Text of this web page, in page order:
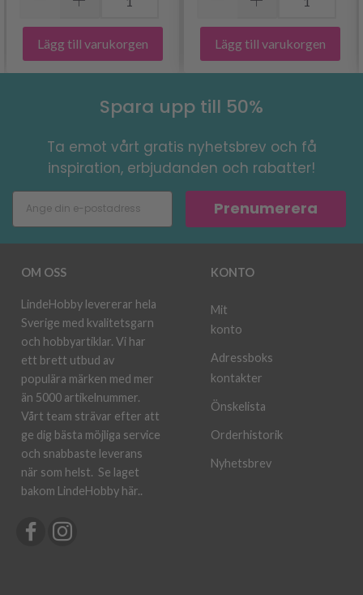
Lägg till varukorgen Lägg till varukorgen
Spara upp till 50%
Ta emot vårt gratis nyhetsbrev och få
inspiration, erbjudanden och rabatter!
Prenumerera
OM OSS
LindeHobby levererar hela
Sverige med kvalitetsgarn
och hobbyartiklar. Vi har
ett brett utbud av
populära märken med mer
än 5000 artikelnummer.
Vårt team strävar efter att
ge dig bästa möjliga service
och snabbaste leverans
när som helst. Se laget
bakom LindeHobby här..
KONTO
Mit
konto
Adressboks
kontakter
Önskelista
Orderhistorik
Nyhetsbrev